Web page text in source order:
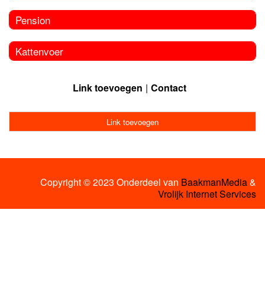
Pension
Kattenvoer
Link toevoegen Contact
Link toevoegen
Copyright © 2023 Onderdeel van BaakmanMedia&
Vrolijk Internet Services